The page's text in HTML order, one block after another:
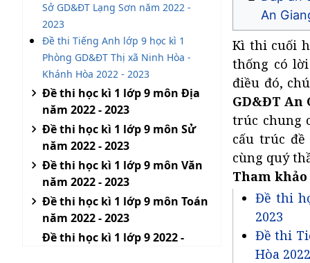
Sở GD&ĐT Lạng Sơn năm 2022 -
2023
Đề thi Tiếng Anh lớp 9 học kì 1
Phòng GD&ĐT Thị xã Ninh Hòa -
Khánh Hòa 2022 - 2023
Đề thi học kì 1 lớp 9 môn Địa
năm 2022 - 2023
Đề thi học kì 1 lớp 9 môn Sử
năm 2022 - 2023
Đề thi học kì 1 lớp 9 môn Văn
năm 2022 - 2023
Đề thi học kì 1 lớp 9 môn Toán
năm 2022 - 2023
Đề thi học kì 1 lớp 9 2022 -
An
Kì thi cuối
thống có
điều đó,
GD&ĐT An
trúc chung
cấu trúc
cùng quý
Tham
Đề thi
2023
Đề thi
Hòa